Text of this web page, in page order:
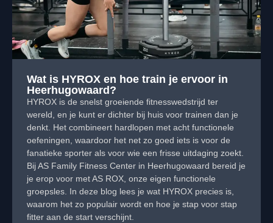
Wat is HYROX en hoe train je ervoor in
Heerhugowaard?
HYROX is de snelst groeiende fitnesswedstrijd ter
wereld, en je kunt er dichter bij huis voor trainen dan je
denkt. Het combineert hardlopen met acht functionele
oefeningen, waardoor het net zo goed iets is voor de
fanatieke sporter als voor wie een frisse uitdaging zoekt.
Bij AS Family Fitness Center in Heerhugowaard bereid je
je erop voor met AS ROX, onze eigen functionele
groepsles. In deze blog lees je wat HYROX precies is,
waarom het zo populair wordt en hoe je stap voor stap
fitter aan de start verschijnt.